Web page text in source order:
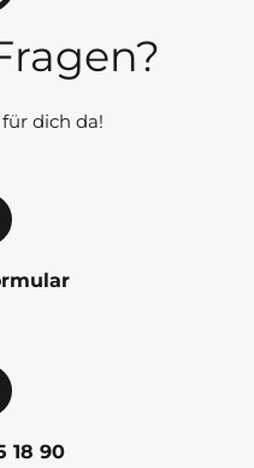
dich da!
18 90